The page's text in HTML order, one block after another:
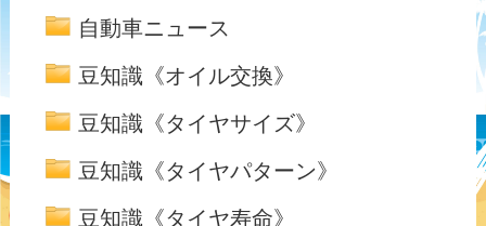
自動車ニュース
豆知識《オイル交換》
豆知識《タイヤサイズ》
豆知識《タイヤパターン》
豆知識《タイヤ寿命》